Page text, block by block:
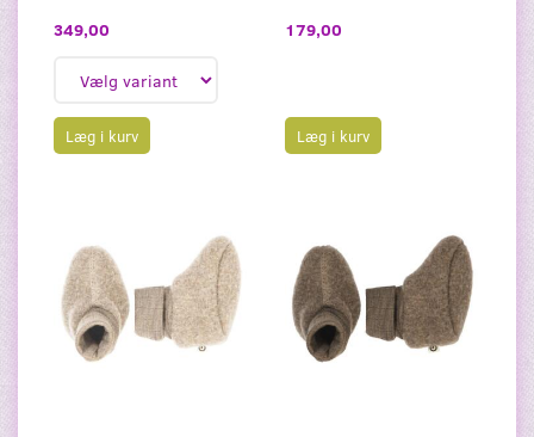
349,00
Læg i kurv
179,00
Læg i kurv